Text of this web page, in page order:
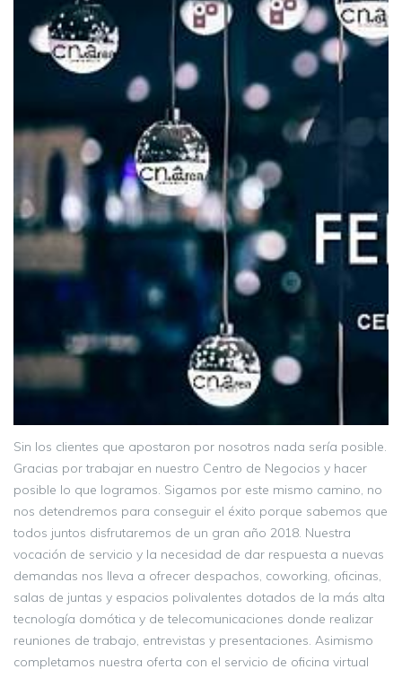
Sin los clientes que apostaron por nosotros nada sería posible.
Gracias por trabajar en nuestro Centro de Negocios y hacer
posible lo que logramos. Sigamos por este mismo camino, no
nos detendremos para conseguir el éxito porque sabemos que
todos juntos disfrutaremos de un gran año 2018. Nuestra
vocación de servicio y la necesidad de dar respuesta a nuevas
demandas nos lleva a ofrecer despachos, coworking, oficinas,
salas de juntas y espacios polivalentes dotados de la más alta
tecnología domótica y de telecomunicaciones donde realizar
reuniones de trabajo, entrevistas y presentaciones. Asimismo
completamos nuestra oferta con el servicio de oficina virtual